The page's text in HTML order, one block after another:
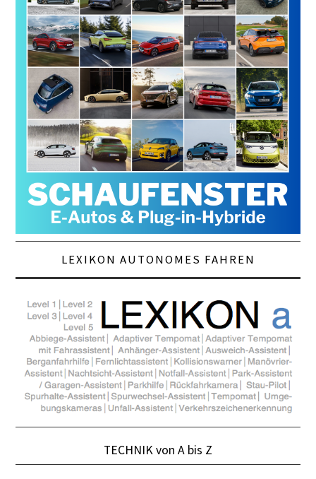
LEXIKON AUTONOMES FAHREN
TECHNIK von A bis Z